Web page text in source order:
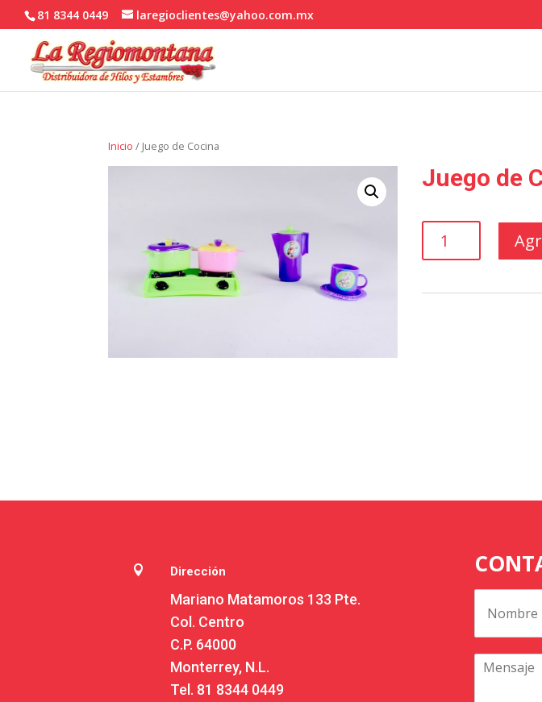
81 8344 0449 laregioclientes@yahoo.com.mx
Inicio / Juego de Cocina
Juego de
 Dirección
Mariano Matamoros 133 Pte.
Col. Centro
C.P. 64000
Monterrey, N.L.
Tel. 81 8344 0449